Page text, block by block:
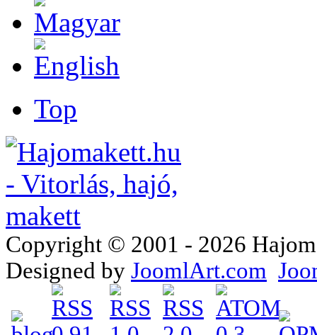
Top
Copyright © 2001 - 2026
Designed by JoomlArt.com